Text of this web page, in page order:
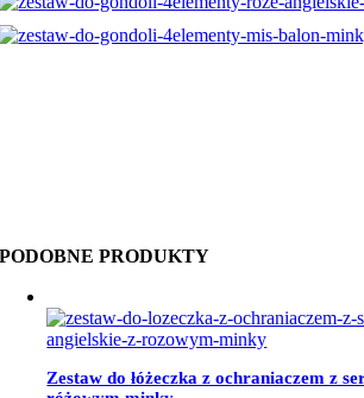
PODOBNE PRODUKTY
Zestaw do łóżeczka z ochraniaczem z